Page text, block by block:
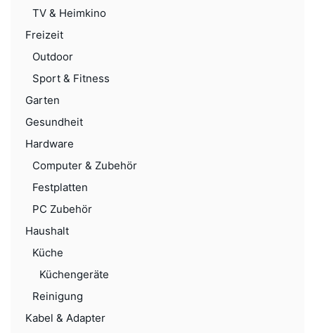
TV & Heimkino
Freizeit
Outdoor
Sport & Fitness
Garten
Gesundheit
Hardware
Computer & Zubehör
Festplatten
PC Zubehör
Haushalt
Küche
Küchengeräte
Reinigung
Kabel & Adapter